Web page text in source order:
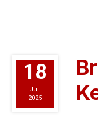
18
Juli
2025